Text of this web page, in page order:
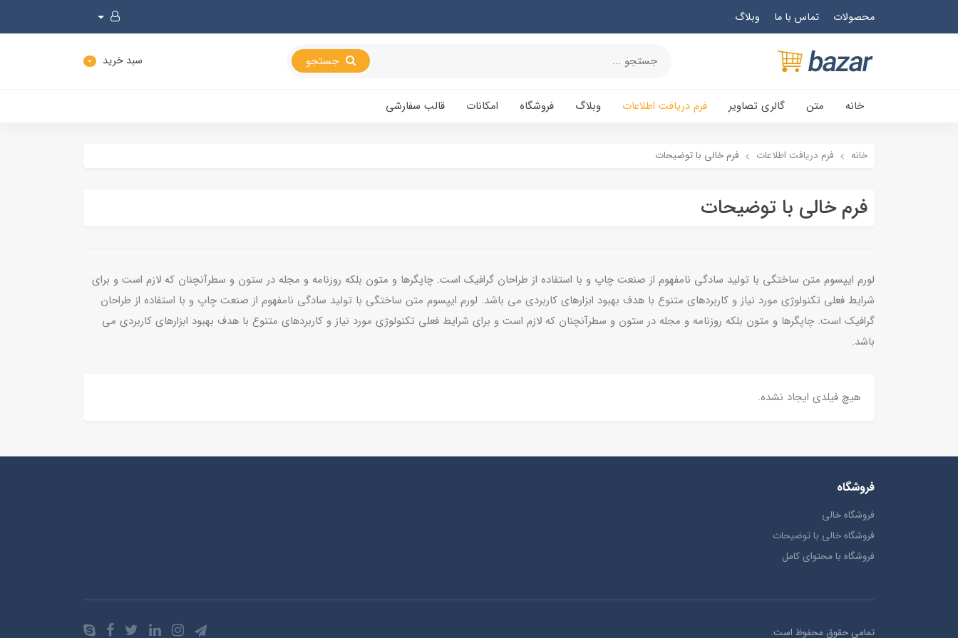
محصولات تماس با ما وبلاگ
سبد خرید 0
خانه متن گالری تصاویر فرم دریافت اطلاعات وبلاگ فروشگاه امکانات قالب سفارشی
خانه فرم دریافت اطلاعات فرم خالی با توضیحات
فرم خالی با توضیحات
لورم ایپسوم متن ساختگی با تولید سادگی نامفهوم از صنعت چاپ و با استفاده از طراحان گرافیک است. چاپگرها و متون بلکه روزنامه و مجله در ستون و سطرآنچنان که لازم است و برای
شرایط فعلی تکنولوژی مورد نیاز و کاربردهای متنوع با هدف بهبود ابزارهای کاربردی می باشد. لورم ایپسوم متن ساختگی با تولید سادگی نامفهوم از صنعت چاپ و با استفاده از طراحان
گرافیک است. چاپگرها و متون بلکه روزنامه و مجله در ستون و سطرآنچنان که لازم است و برای شرایط فعلی تکنولوژی مورد نیاز و کاربردهای متنوع با هدف بهبود ابزارهای کاربردی می
باشد.
هیچ فیلدی ایجاد نشده.
فروشگاه
فروشگاه خالی
فروشگاه خالی با توضیحات
فروشگاه با محتوای کامل
تمامی حقوق محفوظ است.